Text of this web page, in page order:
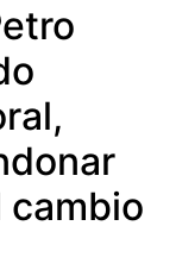
cambio